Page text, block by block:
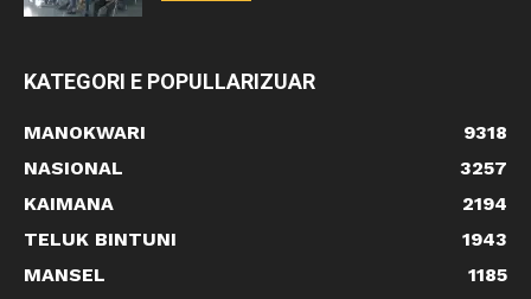
KATEGORI E POPULLARIZUAR
MANOKWARI
9318
NASIONAL
3257
KAIMANA
2194
TELUK BINTUNI
1943
MANSEL
1185